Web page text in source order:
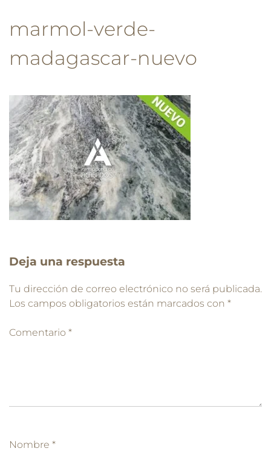
marmol-verde-
madagascar-nuevo
Deja una respuesta
Tu dirección de correo electrónico no será publicada.
Los campos obligatorios están marcados con *
Comentario *
Nombre *